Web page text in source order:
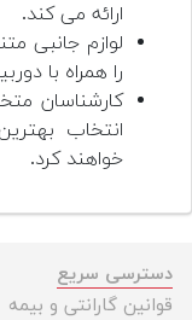
ارائه می کند.
لوازم جانبی
را همراه با
کارشناسان
انتخاب
خواهند کرد.
دسترسی سریع
قوانین گارانتی و بیمه